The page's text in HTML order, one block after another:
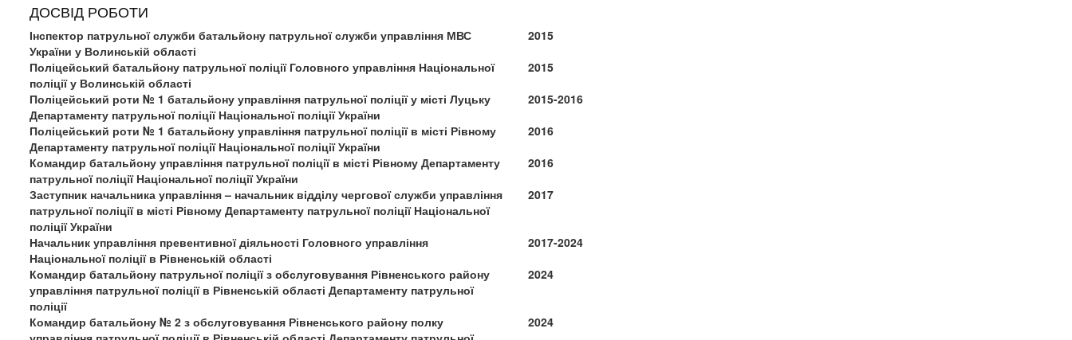
ДОСВІД РОБОТИ
Інспектор патрульної служби батальйону патрульної служби управління МВС
України у Волинській області
2015
Поліцейський батальйону патрульної поліції Головного управління Національної
поліції у Волинській області
2015
Поліцейський роти № 1 батальйону управління патрульної поліції у місті Луцьку
Департаменту патрульної поліції Національної поліції України
2015-2016
Поліцейський роти № 1 батальйону управління патрульної поліції в місті Рівному
Департаменту патрульної поліції Національної поліції України
2016
Командир батальйону управління патрульної поліції в місті Рівному Департаменту
патрульної поліції Національної поліції України
2016
Заступник начальника управління – начальник відділу чергової служби управління
патрульної поліції в місті Рівному Департаменту патрульної поліції Національної
поліції України
2017
Начальник управління превентивної діяльності Головного управління
Національної поліції в Рівненській області
2017-2024
Командир батальйону патрульної поліції з обслуговування Рівненського району
управління патрульної поліції в Рівненській області Департаменту патрульної
поліції
2024
Командир батальйону № 2 з обслуговування Рівненського району полку
2024